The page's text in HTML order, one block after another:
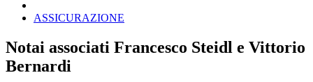
ASSICURAZIONE
Notai associati Francesco Steidl e Vittorio
Bernardi